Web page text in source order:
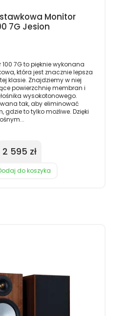
Monitor
7G Jesion
7G to pięknie wykonana
która jest znacznie lepsza
klasie. Znajdziemy w niej
powierzchnię membran i
wysokotonowego.
tak, aby eliminować
gdzie to tylko możliwe. Dzięki
2 595 zł
do koszyka